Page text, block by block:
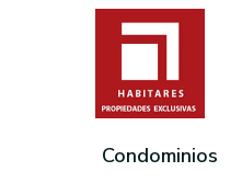
Condominios